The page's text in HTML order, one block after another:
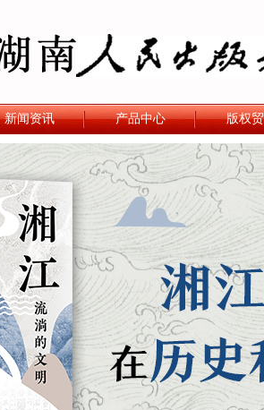
新闻资讯 产品中心 版权